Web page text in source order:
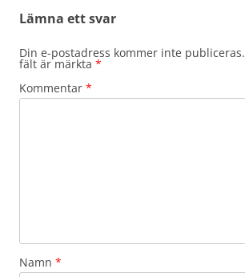
Lämna ett svar
Din e-postadress kommer inte publiceras.
fält är märkta *
Kommentar *
Namn *